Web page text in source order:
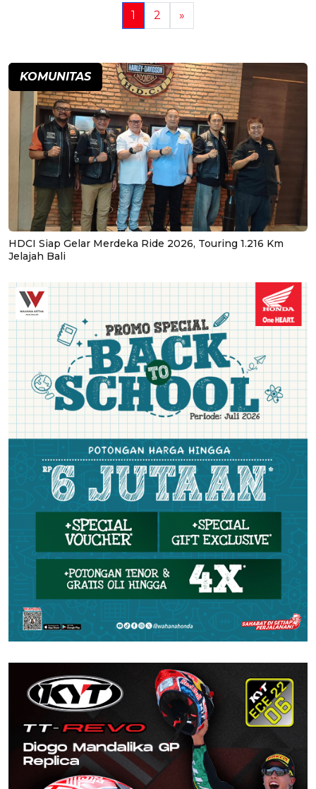
1 2 »
KOMUNITAS
HDCI Siap Gelar Merdeka Ride 2026, Touring 1.216 Km
Jelajah Bali